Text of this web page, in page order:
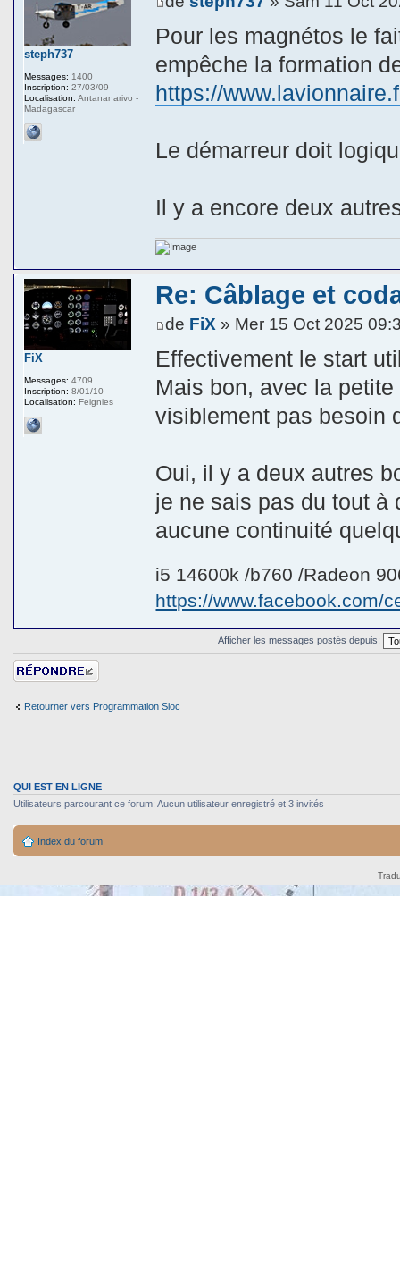
Pour les magnétos le
empêche la formation
https://
Le démarreur doit
Il y a encore deux
steph737
Messages: 1400
Inscription: 27/03/09
Localisation: Antananarivo -
Madagascar
Re: Câblage et
de FiX » Mer 15 Oct 2025
Effectivement le start
Mais bon, avec la
visiblement pas besoin
Oui, il y a deux autres
je ne sais pas du tout à
aucune continuité
i5 14600k /b760 /Radeon
https://www.facebook.com/
FiX
Messages: 4709
Inscription: 8/01/10
Localisation: Feignies
Afficher les messages postés depuis:
Répondre
Retourner vers Programmation Sioc
QUI EST EN LIGNE
Utilisateurs parcourant ce forum: Aucun utilisateur enregistré et 3 invités
Index du forum